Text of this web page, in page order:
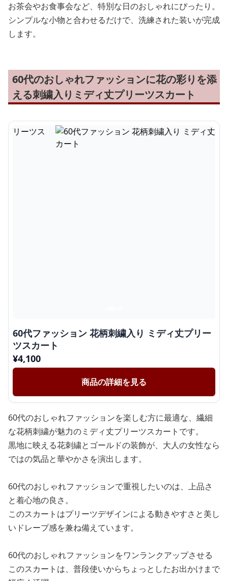
お茶会やお食事会など、特別な日のおしゃれにぴったり。
シンプルな小物と合わせるだけで、洗練された装いが完成
します。
60代のおしゃれファッションに花の彩りを添
える刺繍入りミディ丈プリーツスカート
60代ファッション 花柄刺繍入り ミディ丈プリー
ツスカート
¥4,100
商品の詳細を見る
60代のおしゃれファッションを楽しむ方に最適な、繊細
な花柄刺繍が魅力のミディ丈プリーツスカートです。
黒地に映える花刺繍とゴールドの装飾が、大人の女性なら
ではの気品と華やかさを演出します。
60代のおしゃれファッションで重視したいのは、上品さ
と着心地の良さ。
このスカートはプリーツデザインによる動きやすさと美し
いドレープ感を兼ね備えています。
60代のおしゃれファッションをワンランクアップさせる
このスカートは、普段使いからちょっとしたお出かけまで